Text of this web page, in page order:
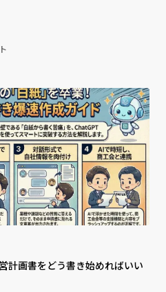
計画書をどう書き始めればいい